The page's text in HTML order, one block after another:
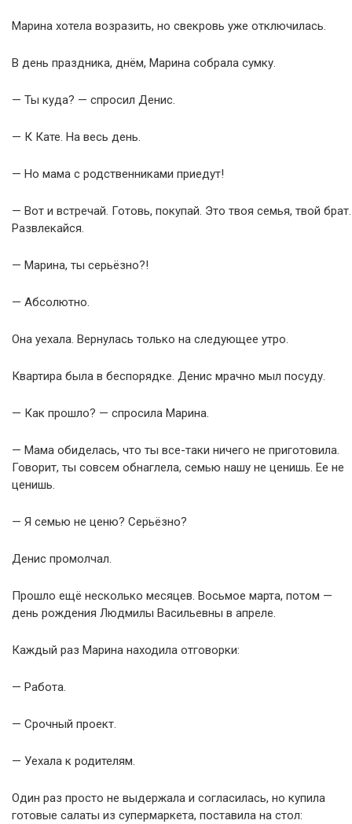
Марина хотела возразить, но свекровь уже отключилась.
В день праздника, днём, Марина собрала сумку.
— Ты куда? — спросил Денис.
— К Кате. На весь день.
— Но мама с родственниками приедут!
— Вот и встречай. Готовь, покупай. Это твоя семья, твой брат.
Развлекайся.
— Марина, ты серьёзно?!
— Абсолютно.
Она уехала. Вернулась только на следующее утро.
Квартира была в беспорядке. Денис мрачно мыл посуду.
— Как прошло? — спросила Марина.
— Мама обиделась, что ты все-таки ничего не приготовила.
Говорит, ты совсем обнаглела, семью нашу не ценишь. Ее не
ценишь.
— Я семью не ценю? Серьёзно?
Денис промолчал.
Прошло ещё несколько месяцев. Восьмое марта, потом —
день рождения Людмилы Васильевны в апреле.
Каждый раз Марина находила отговорки:
— Работа.
— Срочный проект.
— Уехала к родителям.
Один раз просто не выдержала и согласилась, но купила
готовые салаты из супермаркета, поставила на стол: